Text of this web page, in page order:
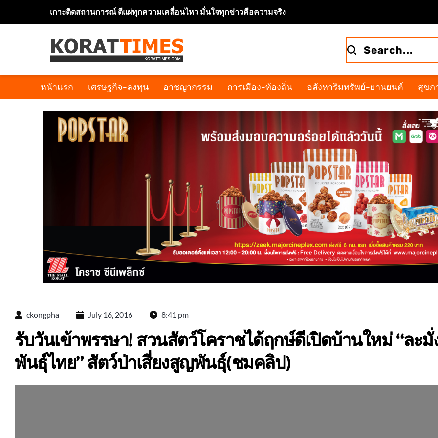
เกาะติดสถานการณ์ ตีแผ่ทุกความเคลื่อนไหว มั่นใจทุกข่าวคือความจริง
หน้าแรก เศรษฐกิจ-ลงทุน อาชญากรรม การเมือง-ท้องถิ่น อสังหาริมทรัพย์-ยานยนต์ สุขภ
ckongpha July 16, 2016 8:41 pm
รับวันเข้าพรรษา! สวนสัตว์โคราชได้ฤกษ์ดีเปิดบ้านใหม่ “ละมั่
พันธุ์ไทย” สัตว์ป่าเสี่ยงสูญพันธุ์(ชมคลิป)